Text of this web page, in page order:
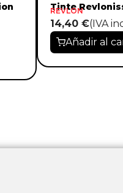
Tinte
REVLON
14,40 €(IVA
Añadir al